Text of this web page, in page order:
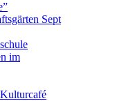
Sept
im